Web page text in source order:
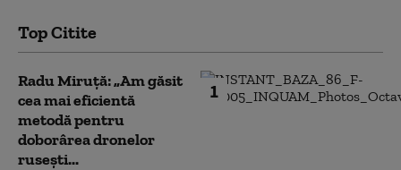
Top Citite
1
Radu Miruță: „Am găsit
cea mai eficientă
metodă pentru
doborârea dronelor
rusești...